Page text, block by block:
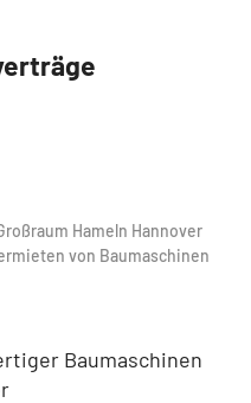
Hameln Hannover
von Baumaschinen
Baumaschinen